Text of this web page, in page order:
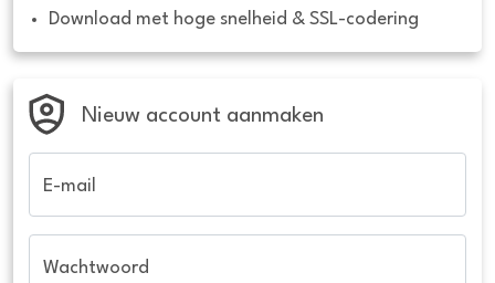
Download met hoge snelheid & SSL-codering
Nieuw account aanmaken
E-mail
Wachtwoord